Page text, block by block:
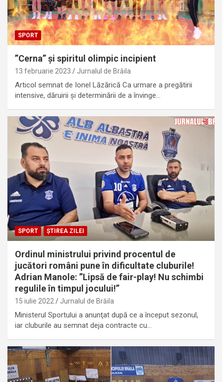
SPORT
”Cerna” și spiritul olimpic incipient
13 februarie 2023 Jurnalul de Brăila
Articol semnat de Ionel Lăzărică Ca urmare a pregătirii
intensive, dăruirii și determinării de a învinge…
SPORT ȘTIREA ZILEI
Ordinul ministrului privind procentul de
jucători români pune în dificultate cluburile!
Adrian Manole: ”Lipsă de fair-play! Nu schimbi
regulile în timpul jocului!”
15 iulie 2022 Jurnalul de Brăila
Ministerul Sportului a anunţat după ce a început sezonul,
iar cluburile au semnat deja contracte cu…